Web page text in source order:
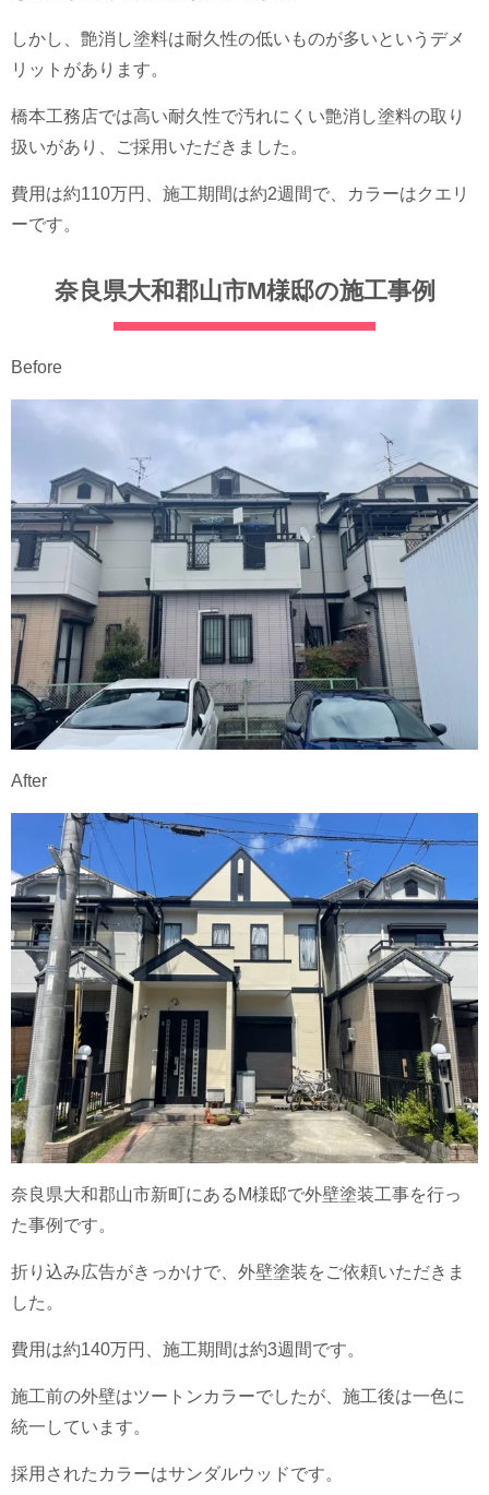
しかし、艶消し塗料は耐久性の低いものが多いというデメ
リットがあります。
橋本工務店では高い耐久性で汚れにくい艶消し塗料の取り
扱いがあり、ご採用いただきました。
費用は約110万円、施工期間は約2週間で、カラーはクエリ
ーです。
奈良県大和郡山市M様邸の施工事例
Before
After
奈良県大和郡山市新町にあるM様邸で外壁塗装工事を行っ
た事例です。
折り込み広告がきっかけで、外壁塗装をご依頼いただきま
した。
費用は約140万円、施工期間は約3週間です。
施工前の外壁はツートンカラーでしたが、施工後は一色に
統一しています。
採用されたカラーはサンダルウッドです。